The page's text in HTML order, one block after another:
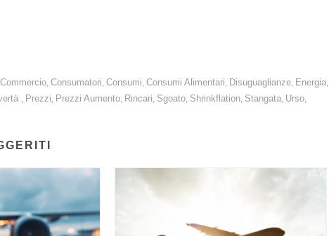
Commercio, Consumatori, Consumi, Consumi Alimentari, Disuguaglianze, Energia,
, Prezzi, Prezzi Aumento, Rincari, Sgoato, Shrinkflation, Stangata, Urso,